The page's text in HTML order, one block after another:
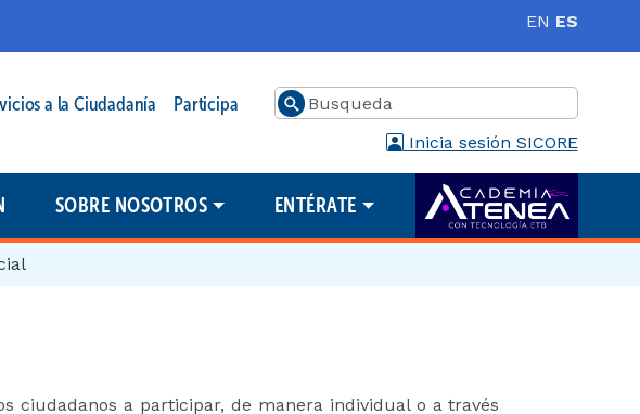
EN ES
a la Ciudadanía Participa Buscar
Inicia sesión SICORE
SOBRE NOSOTROS ENTÉRATE
ciudadanos a participar, de manera individual o a través